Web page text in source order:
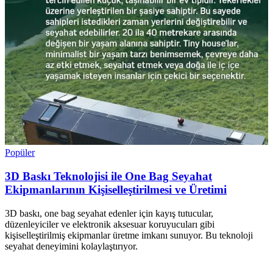
Popüler
3D Baskı Teknolojisi ile One Bag Seyahat
Ekipmanlarının Kişiselleştirilmesi ve Üretimi
3D baskı, one bag seyahat edenler için kayış tutucular,
düzenleyiciler ve elektronik aksesuar koruyucuları gibi
kişiselleştirilmiş ekipmanlar üretme imkanı sunuyor. Bu teknoloji
seyahat deneyimini kolaylaştırıyor.